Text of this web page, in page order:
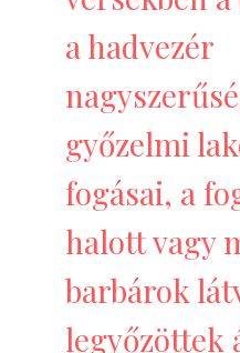
a hadvezér
győzelmi
fogásai, a
halott vagy
barbárok
legyőzöttek